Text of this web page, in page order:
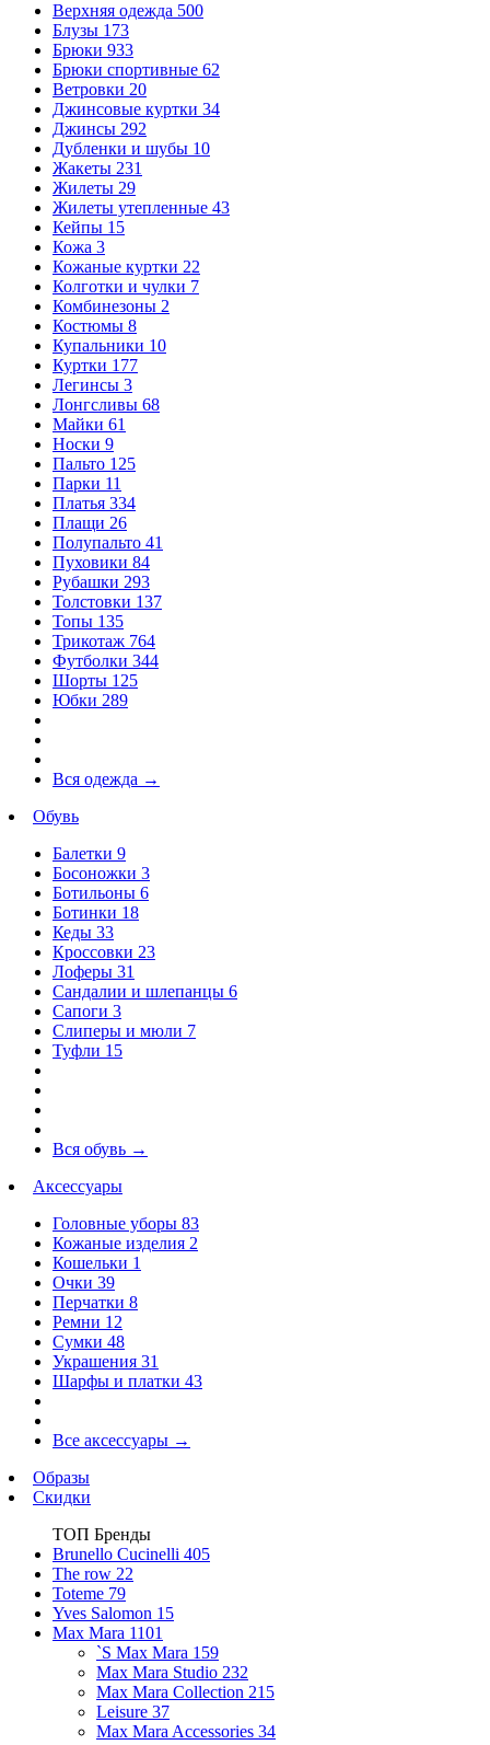
Верхняя одежда 500
Блузы 173
Брюки 933
Брюки спортивные 62
Ветровки 20
Джинсовые куртки 34
Джинсы 292
Дубленки и шубы 10
Жакеты 231
Жилеты 29
Жилеты утепленные 43
Кейпы 15
Кожа 3
Кожаные куртки 22
Колготки и чулки 7
Комбинезоны 2
Костюмы 8
Купальники 10
Куртки 177
Легинсы 3
Лонгсливы 68
Майки 61
Носки 9
Пальто 125
Парки 11
Платья 334
Плащи 26
Полупальто 41
Пуховики 84
Рубашки 293
Толстовки 137
Топы 135
Трикотаж 764
Футболки 344
Шорты 125
Юбки 289
Вся одежда →
Обувь
Балетки 9
Босоножки 3
Ботильоны 6
Ботинки 18
Кеды 33
Кроссовки 23
Лоферы 31
Сандалии и шлепанцы 6
Сапоги 3
Слиперы и мюли 7
Туфли 15
Вся обувь →
Аксессуары
Головные уборы 83
Кожаные изделия 2
Кошельки 1
Очки 39
Перчатки 8
Ремни 12
Сумки 48
Украшения 31
Шарфы и платки 43
Все аксессуары →
Образы
Скидки
ТОП Бренды
Brunello Cucinelli 405
The row 22
Toteme 79
Yves Salomon 15
Max Mara 1101
`S Max Mara 159
Max Mara Studio 232
Max Mara Collection 215
Leisure 37
Max Mara Accessories 34